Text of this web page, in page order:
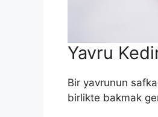
Yavru
Bir yavrunun
birlikte bakmak